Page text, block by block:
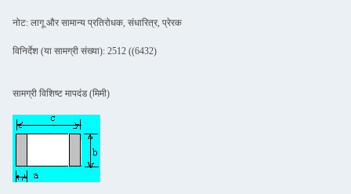
नोट: लागू और सामान्य प्रतिरोधक, संधारित्र, प्रेरक
विनिर्देश (या सामग्री संख्या): 2512 ((6432)
सामग्री विशिष्ट मापदंड (मिमी)